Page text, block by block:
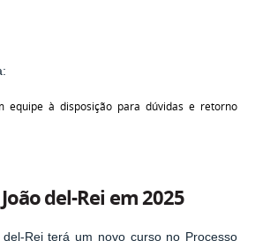
equipe à disposição para dúvidas e retorno
del-Rei em 2025
Rei terá um novo curso no Processo